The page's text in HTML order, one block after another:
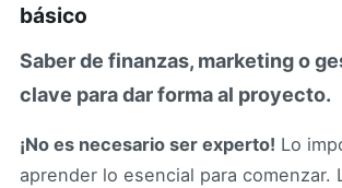
básico
Saber de finanzas, marketing o
clave para dar forma al proyecto.
¡No es necesario ser experto! Lo
aprender lo esencial para comenzar.